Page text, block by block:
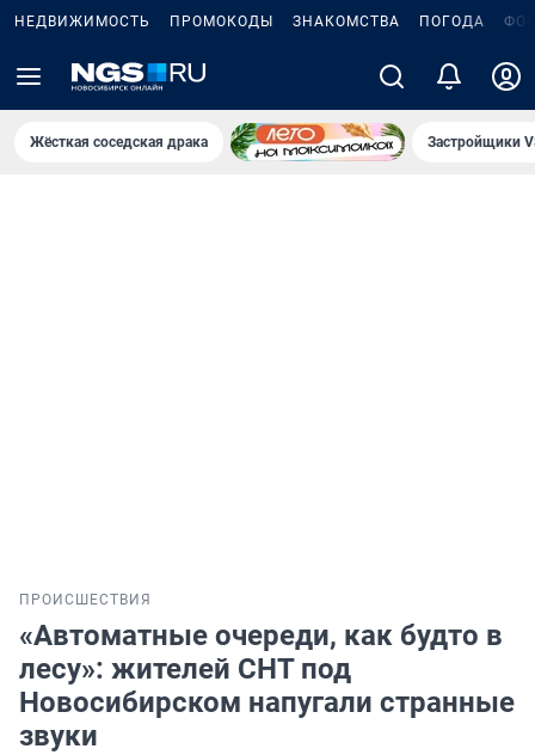
НЕДВИЖИМОСТЬ ПРОМОКОДЫ ЗНАКОМСТВА ПОГОДА
Жёсткая соседская драка Застройщики
ПРОИСШЕСТВИЯ
«Автоматные очереди, как будто в
лесу»: жителей СНТ под
Новосибирском напугали странные
звуки